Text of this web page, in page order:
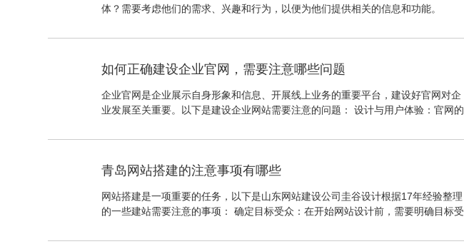
体？需要考虑他们的需求、兴趣和行为，以便为他们提供相关的信息和功能。
如何正确建设企业官网，需要注意哪些问题
企业官网是企业展示自身形象和信息、开展线上业务的重要平台，建设好官网对企
业发展至关重要。以下是建设企业网站需要注意的问题： 设计与用户体验：官网的
够快速地找到所需要的信息。
青岛网站搭建的注意事项有哪些
网站搭建是一项重要的任务，以下是山东网站建设公司圭谷设计根据17年经验整理
的一些建站需要注意的事项： 确定目标受众：在开始网站设计前，需要明确目标受